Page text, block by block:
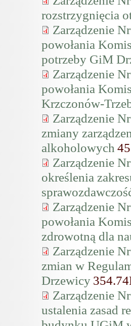
rozstrzygnięcia
Zarządzenie
powołania
potrzeby GiM
Zarządzenie
powołania
Krzczonów-
Zarządzenie
zmiany
alkoholowych
Zarządzenie
określenia
Zarządzenie
powołania
zdrowotną dla
Zarządzenie
zmian w
Drzewicy
Zarządzenie
ustalenia zasad